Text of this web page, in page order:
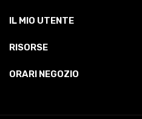
IL MIO UTENTE
RISORSE
ORARI NEGOZIO